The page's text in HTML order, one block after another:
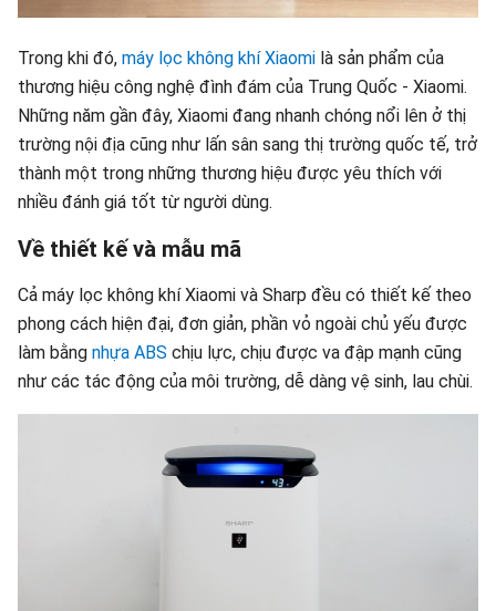
Trong khi đó, máy lọc không khí Xiaomi là sản phẩm của
thương hiệu công nghệ đình đám của Trung Quốc - Xiaomi.
Những năm gần đây, Xiaomi đang nhanh chóng nổi lên ở thị
trường nội địa cũng như lấn sân sang thị trường quốc tế, trở
thành một trong những thương hiệu được yêu thích với
nhiều đánh giá tốt từ người dùng.
Về thiết kế và mẫu mã
Cả máy lọc không khí Xiaomi và Sharp đều có thiết kế theo
phong cách hiện đại, đơn giản, phần vỏ ngoài chủ yếu được
làm bằng nhựa ABS chịu lực, chịu được va đập mạnh cũng
như các tác động của môi trường, dễ dàng vệ sinh, lau chùi.